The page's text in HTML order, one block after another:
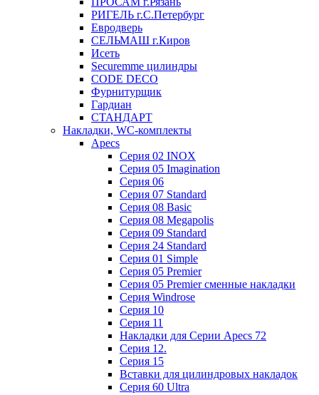
РИГЕЛЬ г.С.Петербург
Евродверь
СЕЛЬМАШ г.Киров
Исеть
Securemme цилиндры
CODE DECO
Фурнитурщик
Гардиан
СТАНДАРТ
Накладки, WC-комплекты
Apecs
Cерия 02 INOX
Cерия 05 Imagination
Cерия 06
Cерия 07 Standard
Cерия 08 Basic
Cерия 08 Megapolis
Cерия 09 Standard
Cерия 24 Standard
Серия 01 Simple
Серия 05 Premier
Серия 05 Premier сменные накладки
Cерия Windrose
Серия 10
Серия 11
Накладки для Серии Apecs 72
Серия 12.
Серия 15
Вставки для цилиндровых накладок
Серия 60 Ultra